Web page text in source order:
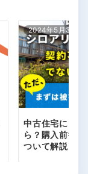
2024年5月3日
中古住宅にシ
ら？購入前後
ついて解説